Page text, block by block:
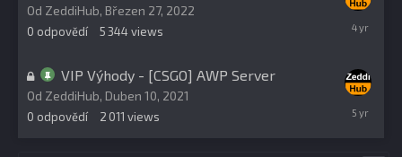
Od ZeddiHub, Březen 27, 2022
0 odpovědí 5 344 views
27,
VIP Výhody - [CSGO] AWP Server
Od ZeddiHub, Duben 10, 2021
0 odpovědí 2 011 views
10,